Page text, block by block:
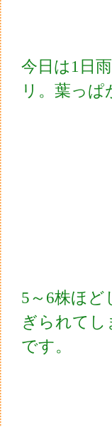
今日は1日
リ。葉っ
5～6株ほ
ぎられて
です。